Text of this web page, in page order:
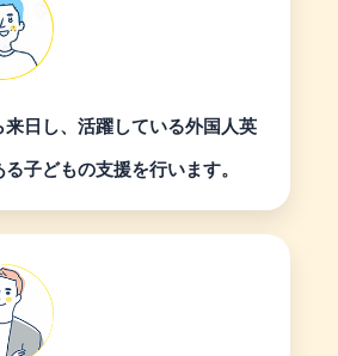
来日し、活躍している外国人英
子どもの支援を行います。